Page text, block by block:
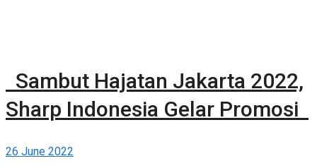
Sharp Indonesia Gelar Promosi
26 June 2022